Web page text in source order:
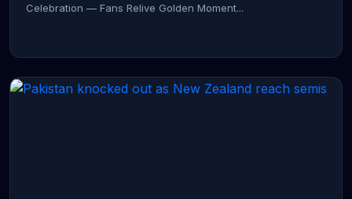
Celebration — Fans Relive Golden Moment...